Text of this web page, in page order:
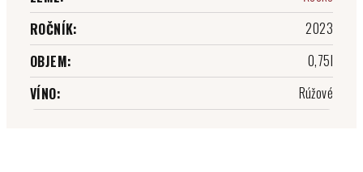
ROČNÍK:
2023
OBJEM:
0,75l
VÍNO: Rúžové